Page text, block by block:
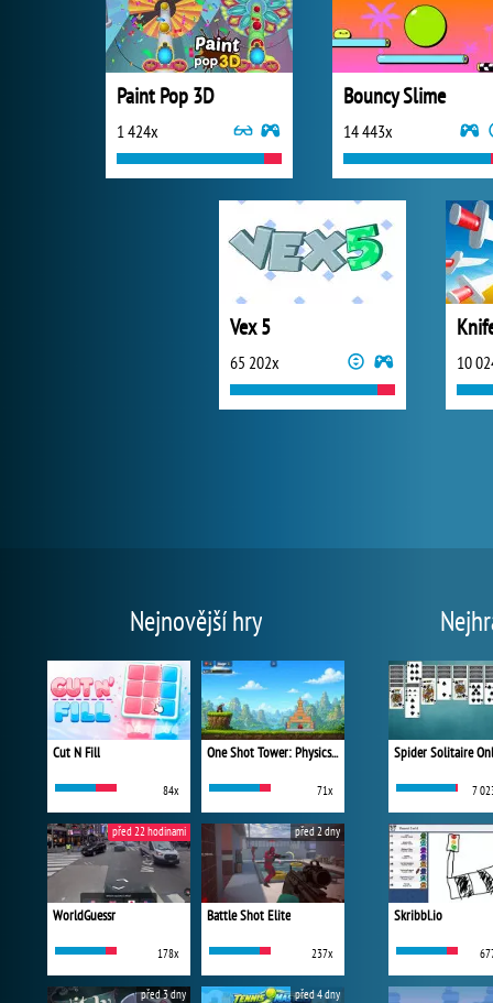
Paint Pop 3D
1 424x
Bouncy Slime
14 443x
Vex 5
65 202x 10
Nejnovější hry
Cut N Fill
84x
One Shot Tower: Physics Destroyer
71x
WorldGuessr
178x
před 22 hodinami
Battle Shot Elite
237x
před 2 dny
před 3 dny před 4 dny
Spider Solitaire
7
Skribbl.io